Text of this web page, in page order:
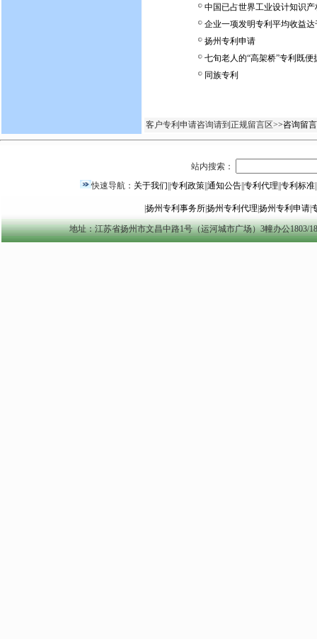
中国已占世界工业设计知识产
企业一项发明专利平均收益达
扬州专利申请
七旬老人的“高架桥”专利既便
同族专利
客户专利申请咨询请到正规留言区>>咨询留言
站内搜索：
快速导航： 关于我们 专利政策 通知公告 专利代理 专利标准
扬州专利事务所|扬州专利代理 扬州专利申请|
地址：江苏省扬州市文昌中路1号（运河城市广场）3幢办公1803/